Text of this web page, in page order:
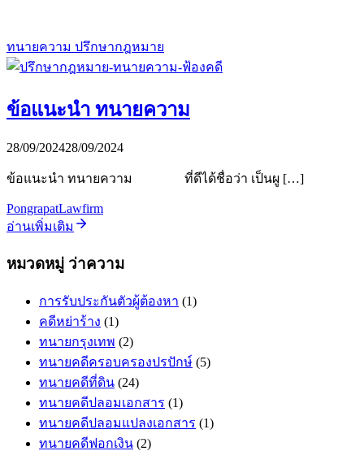
ทนายความ ปรึกษากฎหมาย
ข้อแนะนำ ทนายความ
28/09/202428/09/2024
ข้อแนะนำ ทนายความ ที่ดีได้ชื่อว่า เป็นผู […]
PongrapatLawfirm
อ่านเพิ่มเติม
หมวดหมู่ ว่าความ
การรับประกันตัวผู้ต้องหา (1)
คดีหย่าร้าง (1)
ทนายกรุงเทพ (2)
ทนายคดีครอบครองปรปักษ์ (5)
ทนายคดีที่ดิน (24)
ทนายคดีปลอมเอกสาร (1)
ทนายคดีปลอมแปลงเอกสาร (1)
ทนายคดีฟอกเงิน (2)